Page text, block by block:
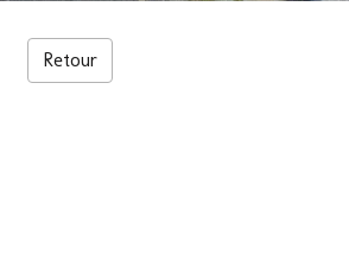
Retour